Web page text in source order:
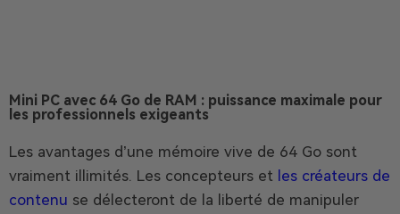
Mini PC avec 64 Go de RAM : puissance maximale pour
les professionnels exigeants
Les avantages d’une mémoire vive de 64 Go sont
vraiment illimités. Les concepteurs et les créateurs de
contenu se délecteront de la liberté de manipuler